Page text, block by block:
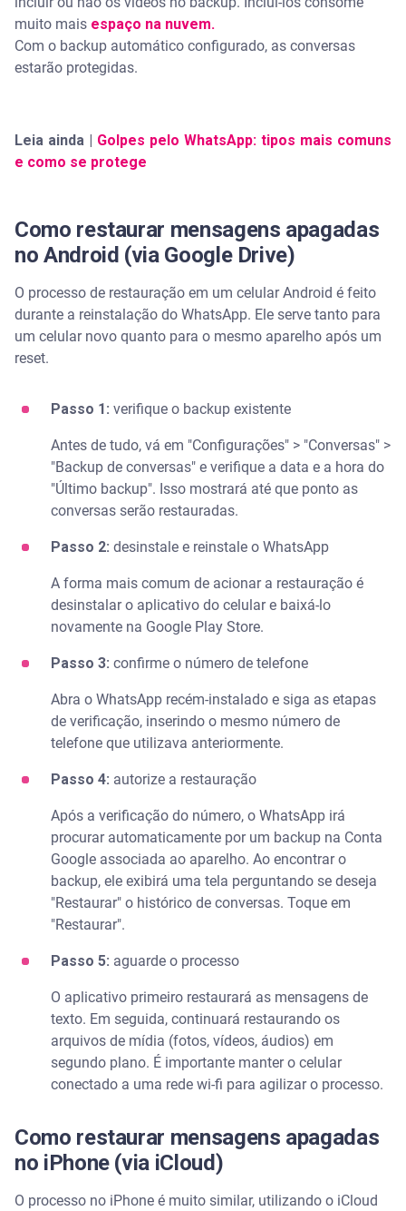
muito mais espaço na nuvem.
Com o backup automático configurado, as conversas
estarão protegidas.
Leia ainda | Golpes pelo WhatsApp: tipos mais comuns
e como se protege
Como restaurar mensagens apagadas
no Android (via Google Drive)
O processo de restauração em um celular Android é feito
durante a reinstalação do WhatsApp. Ele serve tanto para
um celular novo quanto para o mesmo aparelho após um
reset.
Passo 1: verifique o backup existente
Antes de tudo, vá em "Configurações" > "Conversas" >
"Backup de conversas" e verifique a data e a hora do
"Último backup". Isso mostrará até que ponto as
conversas serão restauradas.
Passo 2: desinstale e reinstale o WhatsApp
A forma mais comum de acionar a restauração é
desinstalar o aplicativo do celular e baixá-lo
novamente na Google Play Store.
Passo 3: confirme o número de telefone
Abra o WhatsApp recém-instalado e siga as etapas
de verificação, inserindo o mesmo número de
telefone que utilizava anteriormente.
Passo 4: autorize a restauração
Após a verificação do número, o WhatsApp irá
procurar automaticamente por um backup na Conta
Google associada ao aparelho. Ao encontrar o
backup, ele exibirá uma tela perguntando se deseja
"Restaurar" o histórico de conversas. Toque em
"Restaurar".
Passo 5: aguarde o processo
O aplicativo primeiro restaurará as mensagens de
texto. Em seguida, continuará restaurando os
arquivos de mídia (fotos, vídeos, áudios) em
segundo plano. É importante manter o celular
conectado a uma rede wi-fi para agilizar o processo.
Como restaurar mensagens apagadas
no iPhone (via iCloud)
O processo no iPhone é muito similar, utilizando o iCloud